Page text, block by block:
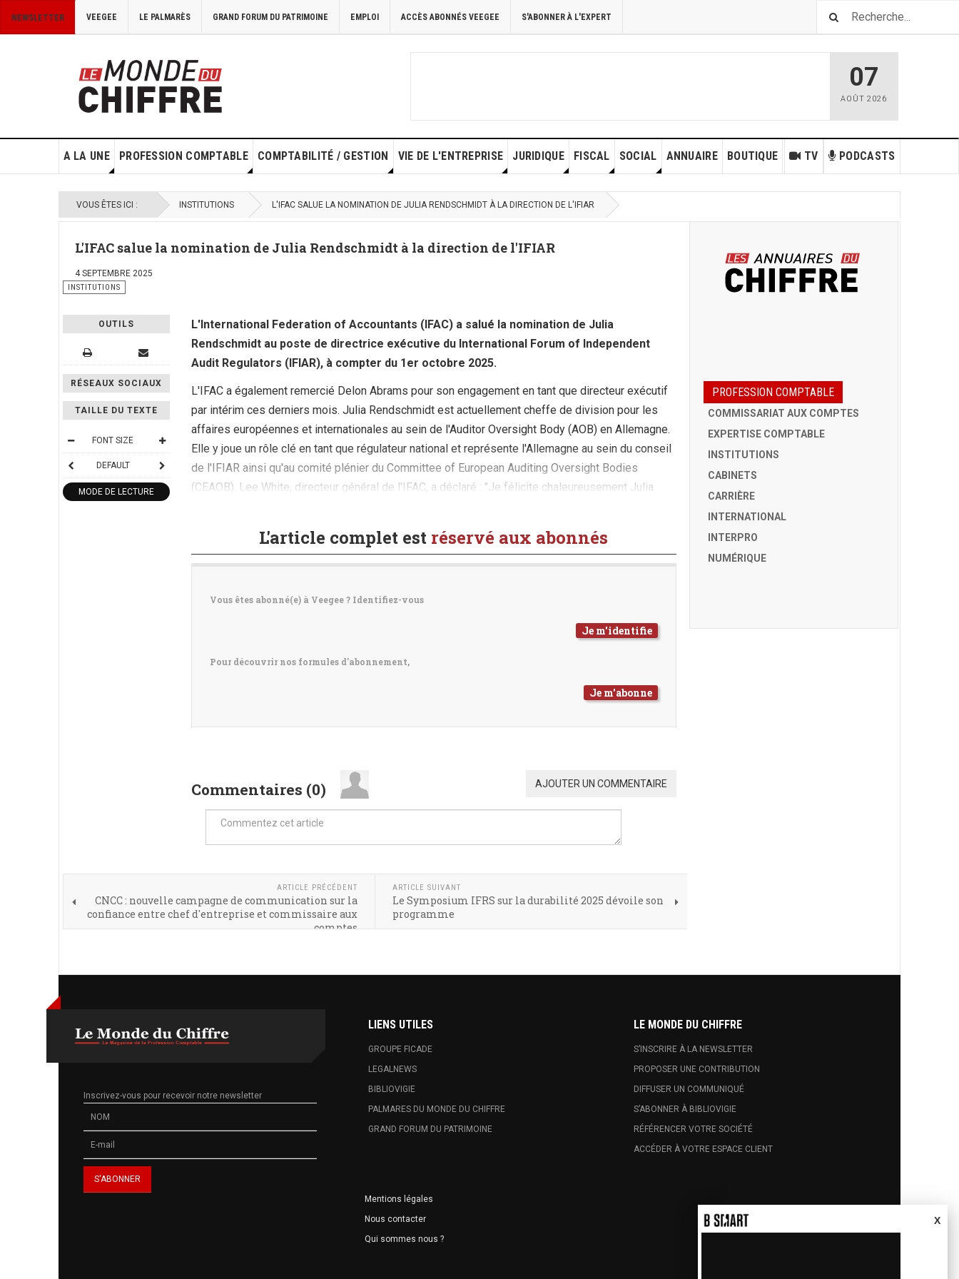
NEWSLETTER VEEGEE LE PALMARÈS GRAND FORUM DU PATRIMOINE EMPLOI ACCÈS ABONNÉS VEEGEE S'ABONNER À L'EXPERT
07
AOÛT 2026
A LA UNE PROFESSION COMPTABLE COMPTABILITÉ / GESTION VIE DE L'ENTREPRISE JURIDIQUE FISCAL SOCIAL ANNUAIRE PODCASTS
TV
BOUTIQUE
VOUS ÊTES ICI : INSTITUTIONS L'IFAC SALUE LA NOMINATION DE JULIA RENDSCHMIDT À LA DIRECTION DE L'IFIAR
L'IFAC salue la nomination de Julia Rendschmidt à la direction de l'IFIAR
4 SEPTEMBRE 2025
INSTITUTIONS
OUTILS
RÉSEAUX SOCIAUX
TAILLE DU TEXTE
FONT SIZE
DEFAULT
MODE DE LECTURE
L'International Federation of Accountants (IFAC) a salué la nomination de Julia
Rendschmidt au poste de directrice exécutive du International Forum of Independent
Audit Regulators (IFIAR), à compter du 1er octobre 2025.
L'IFAC a également remercié Delon Abrams pour son engagement en tant que directeur exécutif
par intérim ces derniers mois. Julia Rendschmidt est actuellement cheffe de division pour les
affaires européennes et internationales au sein de l'Auditor Oversight Body (AOB) en Allemagne.
Elle y joue un rôle clé en tant que régulateur national et représente l'Allemagne au sein du conseil
de l'IFIAR ainsi qu'au comité plénier du Committee of European Auditing Oversight Bodies
(CEAOB). Lee White, directeur général de l'IFAC, a déclaré : "Je félicite chaleureusement Julia
L'article complet est réservé aux abonnés
Vous êtes abonné(e) à Veegee ? Identifiez-vous
Je m'identifie
Pour découvrir nos formules d'abonnement,
Je m'abonne
Commentaires (0) AJOUTER UN COMMENTAIRE
ARTICLE PRÉCÉDENT
CNCC : nouvelle campagne de communication sur la
confiance entre chef d'entreprise et commissaire aux
comptes
ARTICLE SUIVANT
Le Symposium IFRS sur la durabilité 2025 dévoile son
programme
PROFESSION COMPTABLE
COMMISSARIAT AUX COMPTES
EXPERTISE COMPTABLE
INSTITUTIONS
CABINETS
CARRIÈRE
INTERNATIONAL
INTERPRO
NUMÉRIQUE
Inscrivez-vous pour recevoir notre newsletter
LIENS UTILES
GROUPE FICADE
LEGALNEWS
BIBLIOVIGIE
PALMARES DU MONDE DU CHIFFRE
GRAND FORUM DU PATRIMOINE
LE MONDE DU CHIFFRE
S’INSCRIRE À LA NEWSLETTER
PROPOSER UNE CONTRIBUTION
DIFFUSER UN COMMUNIQUÉ
S’ABONNER À BIBLIOVIGIE
RÉFÉRENCER VOTRE SOCIÉTÉ
ACCÉDER À VOTRE ESPACE CLIENT
Mentions légales
Nous contacter
Qui sommes nous ?
X